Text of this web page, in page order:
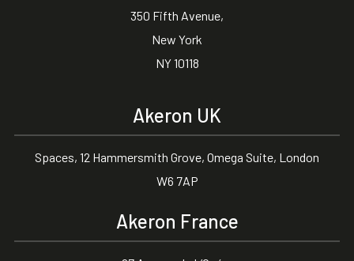
350 Fifth Avenue,
New York
NY 10118
Akeron UK
Spaces, 12 Hammersmith Grove, Omega Suite, London
W6 7AP
Akeron France